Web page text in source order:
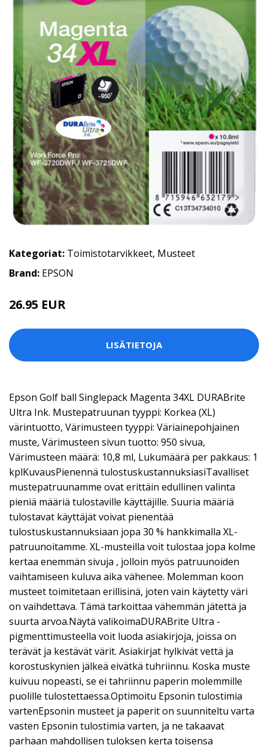
Kategoriat: Toimistotarvikkeet, Musteet
Brand: EPSON
26.95 EUR
LISÄTIETOJA
Epson Golf ball Singlepack Magenta 34XL DURABrite
Ultra Ink. Mustepatruunan tyyppi: Korkea (XL)
värintuotto, Värimusteen tyyppi: Väriainepohjainen
muste, Värimusteen sivun tuotto: 950 sivua,
Värimusteen määrä: 10,8 ml, Lukumäärä per pakkaus: 1
kplKuvausPienennä tulostuskustannuksiasiTavalliset
mustepatruunamme ovat erittäin edullinen valinta
pieniä määriä tulostaville käyttäjille. Suuria määriä
tulostavat käyttäjät voivat pienentää
tulostuskustannuksiaan jopa 30 % hankkimalla XL-
patruunoitamme. XL-musteilla voit tulostaa jopa kolme
kertaa enemmän sivuja , jolloin myös patruunoiden
vaihtamiseen kuluva aika vähenee. Molemman koon
musteet toimitetaan erillisinä, joten vain käytetty väri
on vaihdettava. Tämä tarkoittaa vähemmän jätettä ja
suurta arvoa.Näytä valikoimaDURABrite Ultra -
pigmenttimusteella voit luoda asiakirjoja, joissa on
terävät ja kestävät värit. Asiakirjat hylkivät vettä ja
korostuskynien jälkeä eivätkä tuhriinnu. Koska muste
kuivuu nopeasti, se ei tahriinnu paperin molemmille
puolille tulostettaessa.Optimoitu Epsonin tulostimia
vartenEpsonin musteet ja paperit on suunniteltu varta
vasten Epsonin tulostimia varten, ja ne takaavat
parhaan mahdollisen tuloksen kerta toisensa